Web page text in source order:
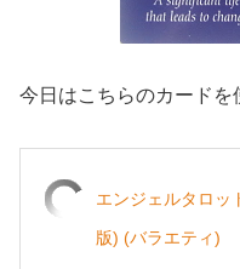
今日はこちらのカードを
エンジェルタロッ
版) (バラエティ)